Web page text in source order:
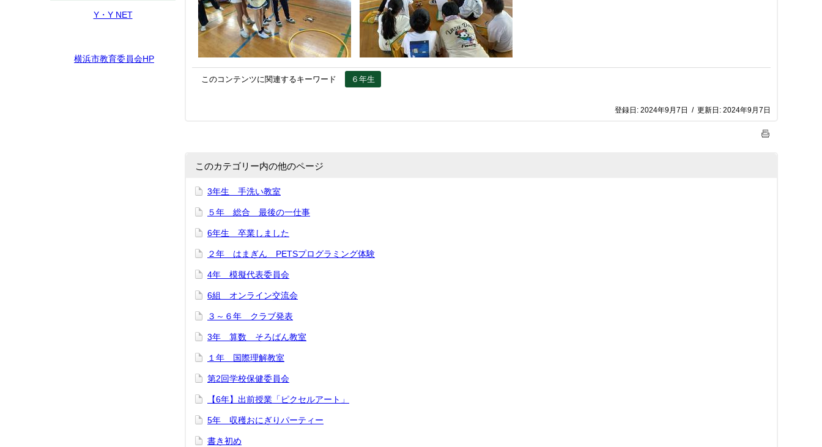
Y・Y NET
横浜市教育委員会HP
このコンテンツに関連するキーワード ６年生
登録日: 2024年9月7日 / 更新日: 2024年9月7日
このカテゴリー内の他のページ
3年生 手洗い教室
５年 総合 最後の一仕事
6年生 卒業しました
２年 はまぎん PETSプログラミング体験
4年 模擬代表委員会
6組 オンライン交流会
３～６年 クラブ発表
3年 算数 そろばん教室
１年 国際理解教室
第2回学校保健委員会
【6年】出前授業「ピクセルアート」
5年 収穫おにぎりパーティー
書き初め